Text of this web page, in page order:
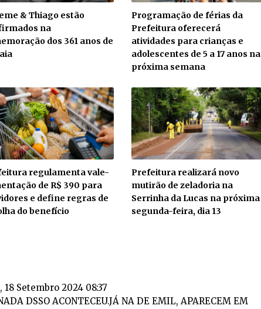
& Thiago estão
na
dos 361 anos de
Programação de férias da
Prefeitura oferecerá
atividades para crianças e
adolescentes de 5 a 17 anos na
próxima semana
regulamenta vale-
de R$ 390 para
e define regras de
do benefício
Prefeitura realizará novo
mutirão de zeladoria na
Serrinha da Lucas na próxima
segunda-feira, dia 13
18 Setembro 2024 08:37
DSSO ACONTECEU.JÁ NA DE EMIL, APARECEM EM